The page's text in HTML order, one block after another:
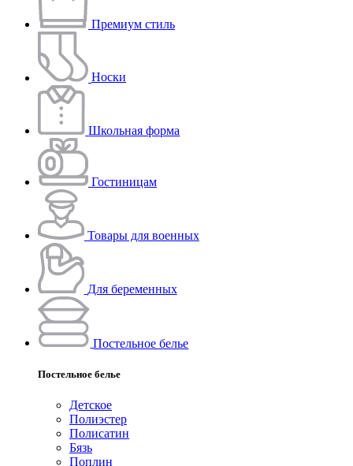
Премиум стиль
Носки
Школьная форма
Гостиницам
Товары для военных
Для беременных
Постельное белье
Постельное белье
Детское
Полиэстeр
Полисатин
Бязь
Поплин